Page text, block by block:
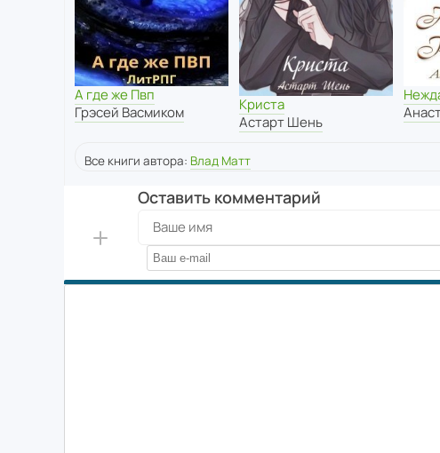
А где же Пвп
Грэсей Васмиком
Криста
Астарт Шень
Все книги автора: Влад Матт
Оставить комментарий